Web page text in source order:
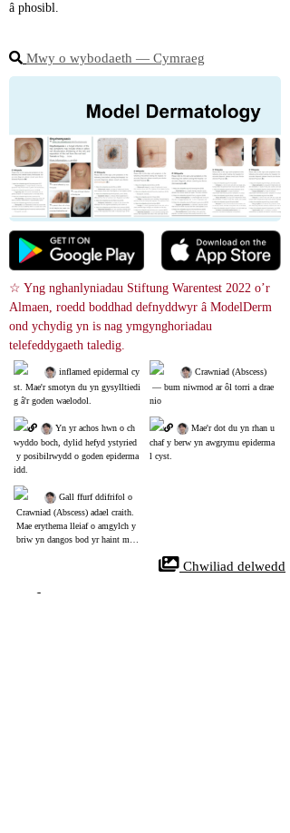
â phosibl.
Mwy o wybodaeth ― Cymraeg
☆ Yng nghanlyniadau Stiftung Warentest 2022 o’r
Almaen, roedd boddhad defnyddwyr â ModelDerm
ond ychydig yn is nag ymgynghoriadau
telefeddygaeth taledig.
inflamed epidermal cy
st. Mae'r smotyn du yn gysylltiedi
g â'r goden waelodol.
Yn yr achos hwn o ch
wyddo boch, dylid hefyd ystyried
y posibilrwydd o goden epiderma
idd.
Gall ffurf ddifrifol o
Crawniad (Abscess) adael craith.
Mae erythema lleiaf o amgylch y
briw yn dangos bod yr haint mew
Crawniad (Abscess)
― bum niwrnod ar ôl torri a drae
nio
Mae'r dot du yn rhan u
chaf y berw yn awgrymu epiderma
l cyst.
Chwiliad delwedd
References